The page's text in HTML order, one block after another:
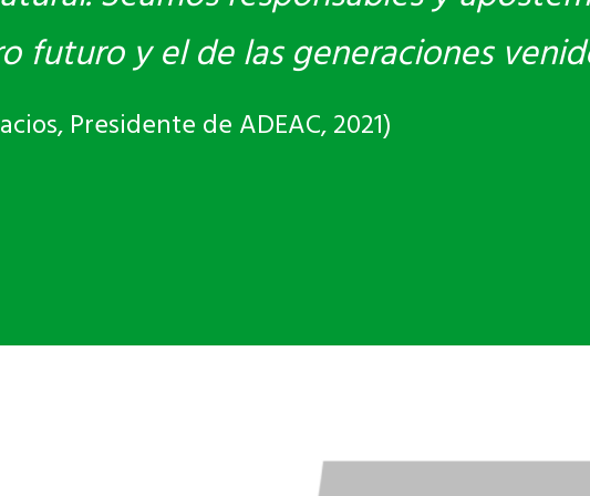
futuro y el de las generaciones
Presidente de ADEAC, 2021)